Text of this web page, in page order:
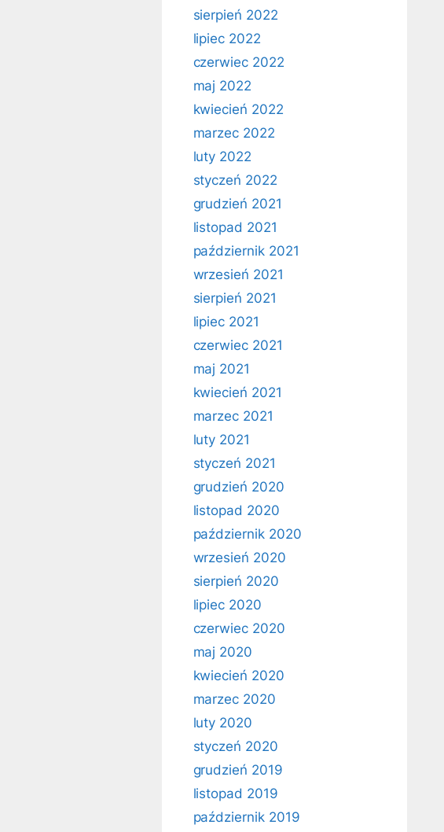
sierpień 2022
lipiec 2022
czerwiec 2022
maj 2022
kwiecień 2022
marzec 2022
luty 2022
styczeń 2022
grudzień 2021
listopad 2021
październik 2021
wrzesień 2021
sierpień 2021
lipiec 2021
czerwiec 2021
maj 2021
kwiecień 2021
marzec 2021
luty 2021
styczeń 2021
grudzień 2020
listopad 2020
październik 2020
wrzesień 2020
sierpień 2020
lipiec 2020
czerwiec 2020
maj 2020
kwiecień 2020
marzec 2020
luty 2020
styczeń 2020
grudzień 2019
listopad 2019
październik 2019